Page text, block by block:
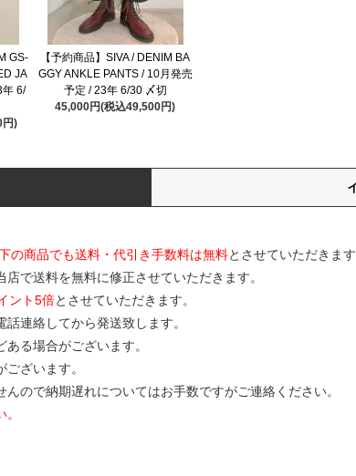
GS-
JA
6/
円)
【予約商品】SIVA / DENIM BA
GGY ANKLE PANTS / 10月発売
予定 / 23年 6/30 〆切
45,000円(税込49,500円)
の商品でも送料・代引き手数料は無料とさせていただきます
で送料を無料に修正させていただきます。
ント5倍とさせていただきます。
連絡してから発送致します。
る場合がございます。
ざいます。
ので納期遅れについてはお手数ですがご連絡ください。